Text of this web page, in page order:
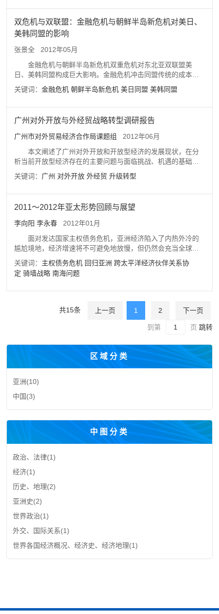
合资源 加强协作 促进新欧亚大陆桥“物流大畅通”》仲其庄：
《整合资源 加强协作 促进新欧亚大陆桥“物流大畅通”》，《大
陆桥视野》2008年第1期。《中国物流学术前
双危机与双联盟：金融危机与朝鲜半岛新危机对美日、
美韩同盟的影响
张景全 2012年05月
金融危机与朝鲜半岛新危机双重危机对东北亚双联盟美
日、美韩同盟构成巨大影响。金融危机冲击同盟传统的成本分
担结构，从而对更为广泛意义上的同盟调整构成冲击。美日、
美韩同盟开始承载越来越广泛的目标。同盟战略目标的扩张需
各国国内民众情绪会更加敏感，各国及同盟对外政策更加具有
不稳定性。朝鲜半岛危机呈现出新的特点，美日、美韩同盟的
危机与核危机并发。美日、美韩同盟的新变化是，同盟反应以
军事压制为主，双边同盟强化并赋予新的内容，三边同盟趋势
化且日韩互动提升。同盟仍然是危机的重要参与者，它既是危
关键词：金融危机 朝鲜半岛新危机 美日同盟 美韩同盟
广州对外开放与外经贸战略转型调研报告
广州市对外贸易经济合作局课题组
2012年06月
本文阐述了广州对外开放和开放型经济的发展现状，在分
析当前开放型经济存在的主要问题与面临挑战、机遇的基础
上，确立了广州外经贸战略转型的目标与任务，提出提升利用
外资质量、转变外贸发展方式、大力实施“走出去”战略、加强国
关键词： 广州 对外开放 外经贸 升级转型
2011～2012年亚太形势回顾与展望
李向阳 李永春
2012年01月
面对发达国家主权债务危机，亚洲经济陷入了内热外冷的
尴尬境地，经济增速将不可避免地放慢，但仍然会充当全球经
济的“火车头”。亚洲经济的持续高速增长正在吸引区域外大国的
关注和进入。其中，美国“重返亚洲”战略最为突出，并开始进入
实施阶段。这一战略的实施不仅符合美国的利益，而且也迎合
中国多年来致力于推进的东亚区域经济合作进程有可能陷入停
至借机利用区域外大国的进入侵害中国的核心利益，如南海问
的理念处理好周边关系。
关键词： 主权债务危机 回归亚洲 跨太平洋经济伙伴关系协
定 骑墙战略 南海问题
共15条 上一页 1 2 下一页
到第 页 跳转
区域分类
亚洲(10)
中国(3)
中图分类
政治、法律(1)
经济(1)
历史、地理(2)
亚洲史(2)
世界政治(1)
外交、国际关系(1)
世界各国经济概况、经济史、经济地理(1)